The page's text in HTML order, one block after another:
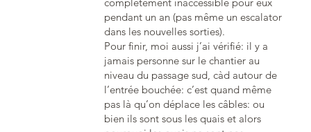
pendant un an (pas même un escalator
dans les nouvelles sorties).
Pour finir, moi aussi j’ai vérifié: il y a
jamais personne sur le chantier au
niveau du passage sud, càd autour de
l’entrée bouchée: c’est quand même
pas là qu’on déplace les câbles: ou
bien ils sont sous les quais et alors